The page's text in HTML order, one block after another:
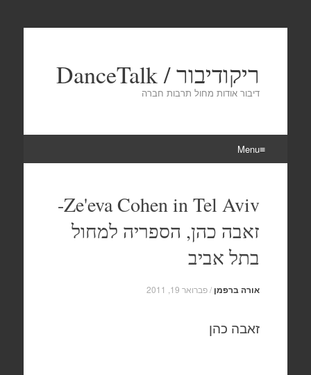
ריקודיבור / DanceTalk
דיבור אודות מחול תרבות חברה
Menu
content
Ze'eva Cohen in Tel Aviv-
זאבה כהן, הספריה למחול
בתל אביב
אורה ברפמן /פברואר 19, 2011
זאבה כהן